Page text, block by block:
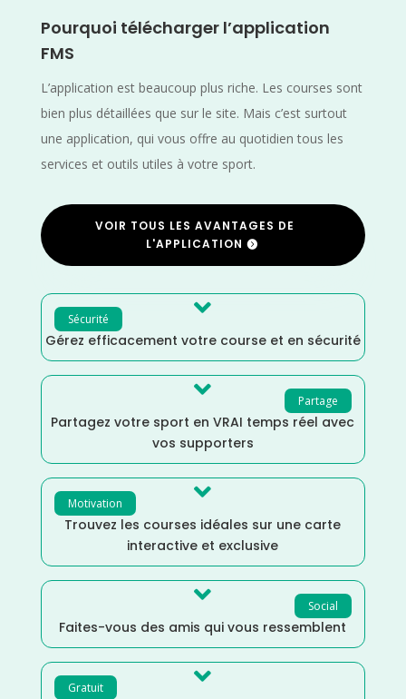
Pourquoi télécharger l’application
FMS
L’application est beaucoup plus riche. Les courses sont
bien plus détaillées que sur le site. Mais c’est surtout
une application, qui vous offre au quotidien tous les
services et outils utiles à votre sport.
VOIR TOUS LES AVANTAGES DE
L'APPLICATION
Sécurité 
Gérez efficacement votre course et en sécurité
Partage

Partagez votre sport en VRAI temps réel avec
vos supporters
Motivation 
Trouvez les courses idéales sur une carte
interactive et exclusive
Social

Faites-vous des amis qui vous ressemblent
Gratuit 